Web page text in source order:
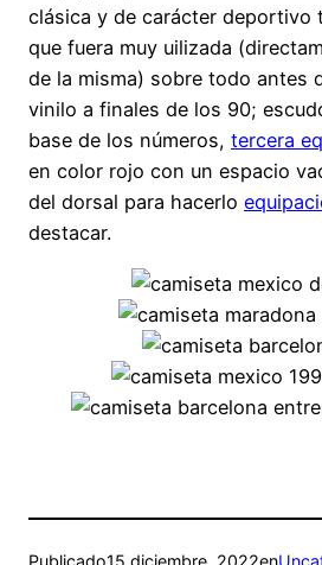
clásica y de carácter deportivo
que fuera muy uilizada
de la misma) sobre todo antes
vinilo a finales de los 90;
base de los números, tercera
en color rojo con un espacio
del dorsal para hacerlo
destacar.
Publicado15 diciembre, 2022en